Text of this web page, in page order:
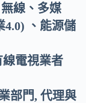
線、多媒
4.0) 、能源儲
電視業者
部門, 代理與